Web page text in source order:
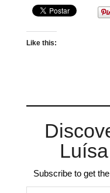
Like this:
Subscribe to get
Type your email…